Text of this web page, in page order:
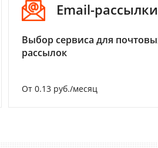
Email-рассылки
Выбор сервиса для
рассылок
От 0.13 руб./месяц